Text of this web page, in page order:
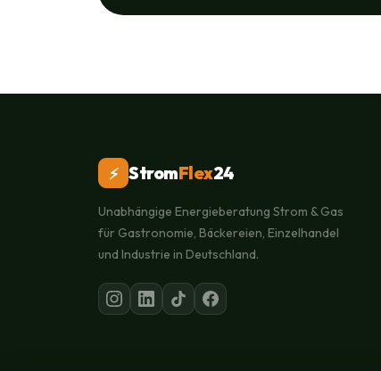
⚡ StromFlex24
Unabhängige Energieberatung Strom & Gas
für Gastronomie, Bäckereien, Einzelhandel
und Industrie in Deutschland.